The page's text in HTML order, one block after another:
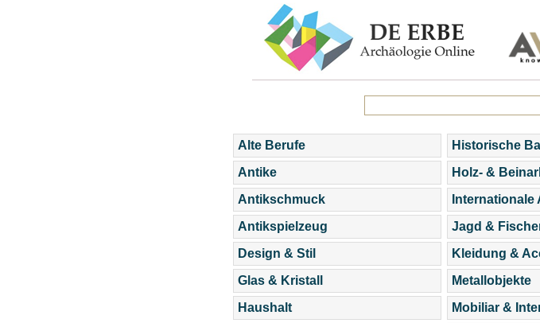
Alte Berufe
Antike
Antikschmuck
Antikspielzeug
Design & Stil
Glas & Kristall
Haushalt
Historische
Holz- &
Jagd &
Kleidung &
Metallobjekte
Mobiliar &